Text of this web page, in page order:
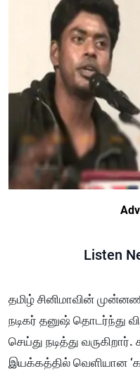
Listen
தமிழ் சினிமாவின்
நடிகர் தனுஷ் தொடர்ந்து
செய்து நடித்து
இயக்கத்தில் வெளியான